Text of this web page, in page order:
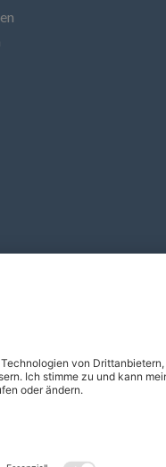
All Rights